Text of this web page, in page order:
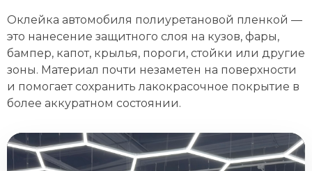
Оклейка автомобиля полиуретановой пленкой —
это нанесение защитного слоя на кузов, фары,
бампер, капот, крылья, пороги, стойки или другие
зоны. Материал почти незаметен на поверхности
и помогает сохранить лакокрасочное покрытие в
более аккуратном состоянии.